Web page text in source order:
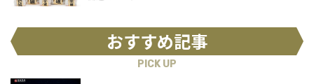
おすすめ記事
PICK UP